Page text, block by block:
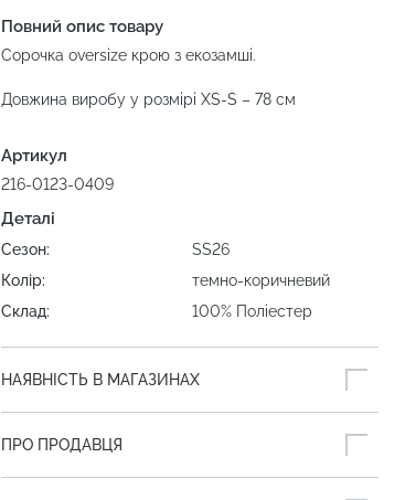
Повний опис товару
Сорочка oversize крою з екозамші.
Довжина виробу у розмірі XS-S – 78 см
Артикул
216-0123-0409
Деталі
Сезон:
SS26
Колір:
темно-коричневий
Склад:
100% Поліестер
НАЯВНІСТЬ В МАГАЗИНАХ
ПРО ПРОДАВЦЯ